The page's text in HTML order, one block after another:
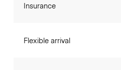
Insurance
Flexible arrival